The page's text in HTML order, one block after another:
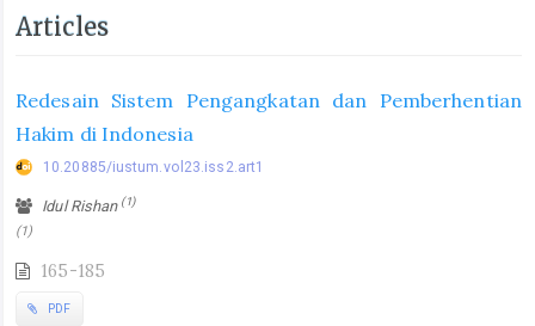
Articles
Redesain Sistem Pengangkatan dan Pemberhentian
Hakim di Indonesia
10.20885/iustum.vol23.iss2.art1
Idul Rishan (1)
(1)
165-185
PDF